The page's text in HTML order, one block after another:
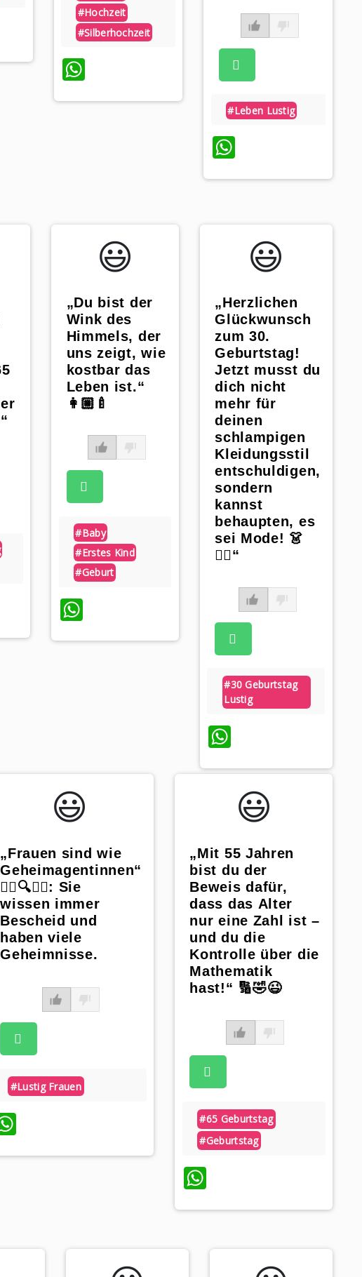
#hochzeit
#silberhochzeit
#leben Lustig
WhatsApp
😃️
„Du bist der
Wink des
Himmels, der
uns zeigt, wie
kostbar das
Leben ist.“
👩🏼‍🍼
#baby
#erstes Kind
#geburt
WhatsApp
😃️
„Herzlichen
Glückwunsch
zum 30.
Geburtstag!
Jetzt musst du
dich nicht
mehr für
deinen
schlampigen
Kleidungsstil
entschuldigen,
sondern
kannst
behaupten, es
sei Mode! 👗
🙆‍♂️“
#30 Geburtstag
Lustig
😃️
„Frauen sind wie
Geheimagentinnen“
🕵️‍♀️🔍👩‍💼: Sie
wissen immer
Bescheid und
haben viele
Geheimnisse.
#lustig Frauen
😃️
„Mit 55 Jahren
bist du der
Beweis dafür,
dass das Alter
nur eine Zahl ist –
und du die
Kontrolle über die
Mathematik
hast!“ 🔢🤣😉
#65 Geburtstag
#geburtstag
WhatsApp